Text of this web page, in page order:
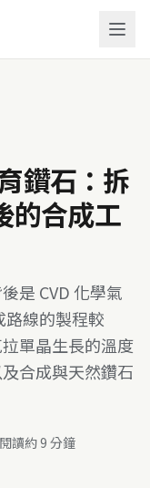
鑽石：拆
的合成工
是 CVD 化學氣
線的製程較
單晶生長的溫度
合成與天然鑽石
閱讀約 9 分鐘